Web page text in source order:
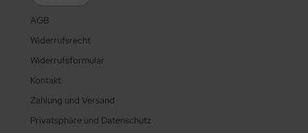
AGB
Widerrufsrecht
Widerrufsformular
Kontakt
Zahlung und Versand
Privatsphäre und Datenschutz